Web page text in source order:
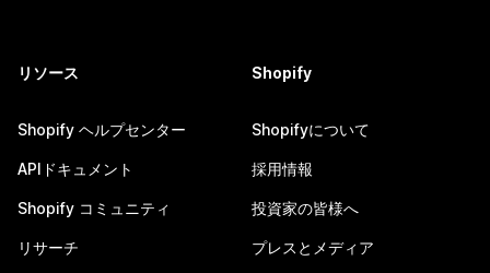
リソース
Shopify ヘルプセンター
APIドキュメント
Shopify コミュニティ
リサーチ
Shopify
Shopifyについて
採用情報
投資家の皆様へ
プレスとメディア